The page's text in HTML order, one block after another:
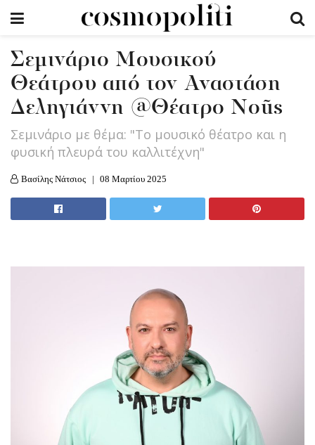
Σεμινάριο Μουσικού
Θεάτρου από τον Αναστάση
Δεληγιάννη @Θέατρο Noũs
Σεμινάριο με θέμα: "Το μουσικό θέατρο και η
φυσική πλευρά του καλλιτέχνη"
Βασίλης Νάτσιος 08 Μαρτίου 2025